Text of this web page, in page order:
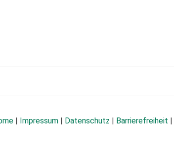
| Impressum | Datenschutz | Barrierefreiheit |